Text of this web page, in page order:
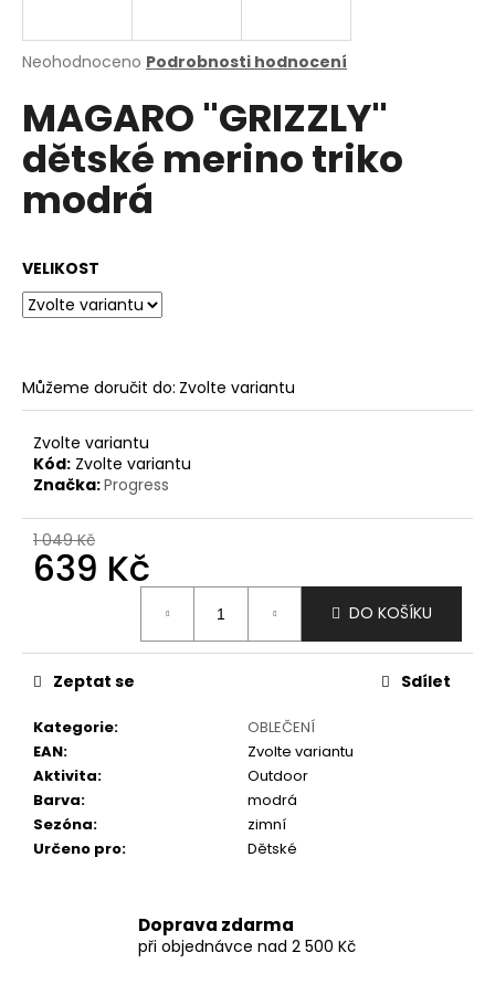
Průměrné
produktu
je
0,0
z
5
hvězdiček.
Neohodnoceno Podrobnosti hodnocení
MAGARO "GRIZZLY"
dětské merino triko
modrá
VELIKOST
Můžeme doručit do: Zvolte variantu
Zvolte variantu
Kód: Zvolte variantu
Značka:Progress
1 049 Kč
639 Kč
DO KOŠÍKU
Kategorie:
OBLEČENÍ
EAN:
Zvolte variantu
Aktivita:
Outdoor
Barva:
modrá
Sezóna:
zimní
Určeno pro: Dětské
Zeptat se Sdílet
Doprava zdarma
při objednávce nad 2 500 Kč
j
t
?
o
p
u
č
u